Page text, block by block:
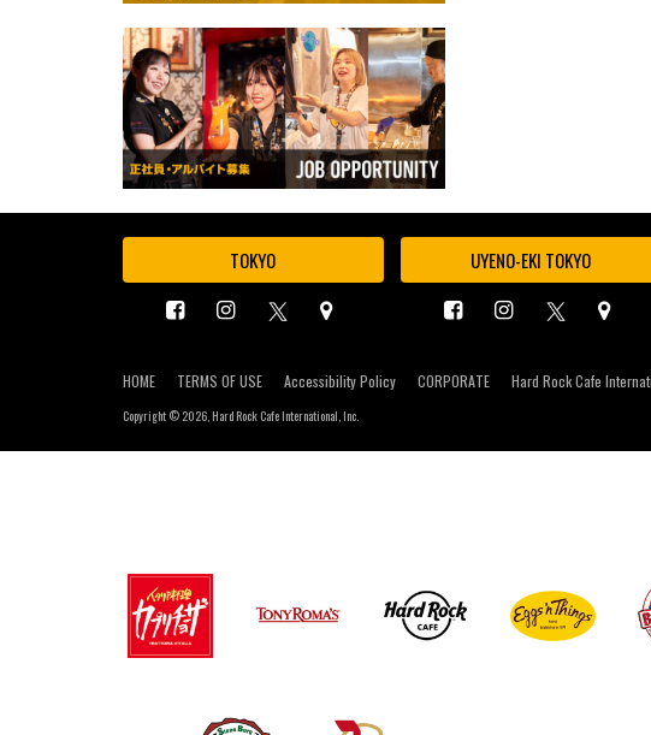
TOKYO UYENO-EKI TOKYO
HOME TERMS OF USE Accessibility Policy CORPORATE Hard Rock Cafe
Copyright © 2026, Hard Rock Cafe International, Inc.